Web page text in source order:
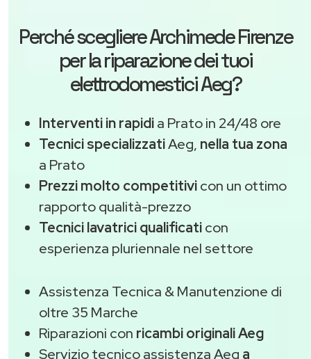
Perché scegliereArchimede Firenze
per la riparazione dei tuoi
elettrodomestici Aeg?
Interventi in rapidia Prato in 24/48 ore
Tecnici specializzatiAeg, nella tua zona
a Prato
Prezzi molto competitivicon un ottimo
rapporto qualità-prezzo
Tecnici lavatrici qualificaticon
esperienza pluriennale nel settore
Assistenza Tecnica & Manutenzione di
oltre 35 Marche
Riparazioni con ricambi originali Aeg
Servizio tecnico assistenza Aeg a